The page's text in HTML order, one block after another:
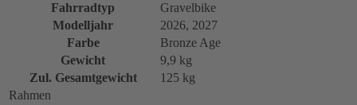
Fahrradtyp
Gravelbike
Modelljahr
2026, 2027
Farbe
Bronze Age
Gewicht
9,9 kg
Zul. Gesamtgewicht
125 kg
Rahmen